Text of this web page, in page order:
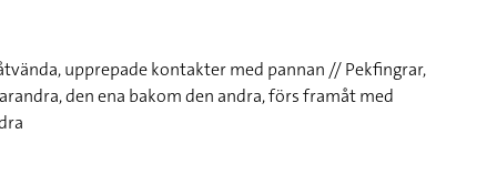
upprepade kontakter med pannan // Pekfingrar,
den ena bakom den andra, förs framåt med